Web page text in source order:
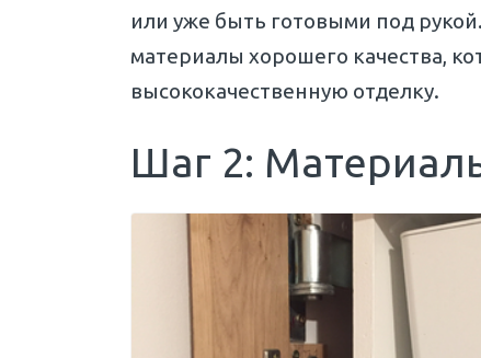
или уже быть готовыми под
материалы хорошего качества,
высококачественную отделку.
Шаг 2: